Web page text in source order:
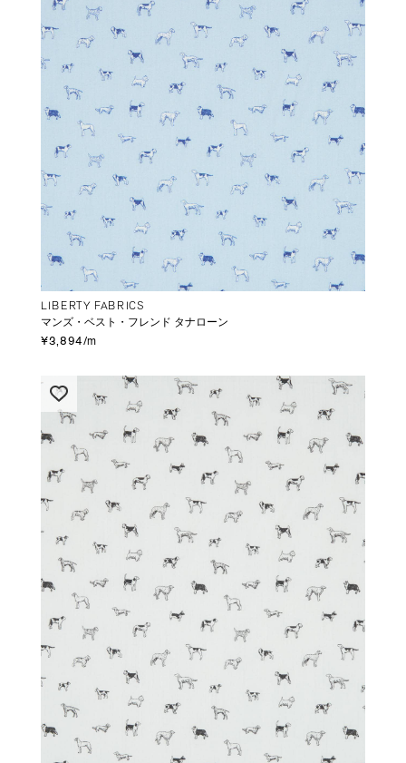
LIBERTY FABRICS
マンズ・ベスト・フレンド タナローン
¥3,894/m